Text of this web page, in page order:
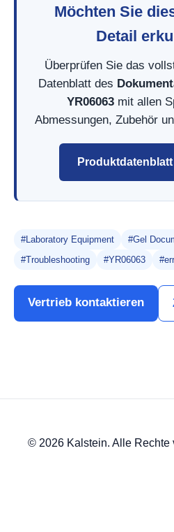
Möchten Sie
Detail
Überprüfen Sie das
Datenblatt des
YR06063mit allen
Abmessungen, Zubehör
#Laboratory Equipment
#Gel
#Troubleshooting
#YR06063
Vertrieb kontaktieren
© 2026 Kalstein. Alle Rechte